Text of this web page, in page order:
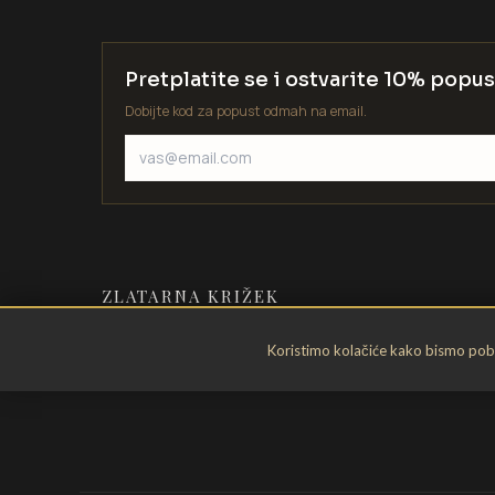
Koristimo kolačiće kako bismo
Pretplatite se i ostvarite 10%
Dobijte kod za popust odmah na email.
ZLATARNA KRIŽEK